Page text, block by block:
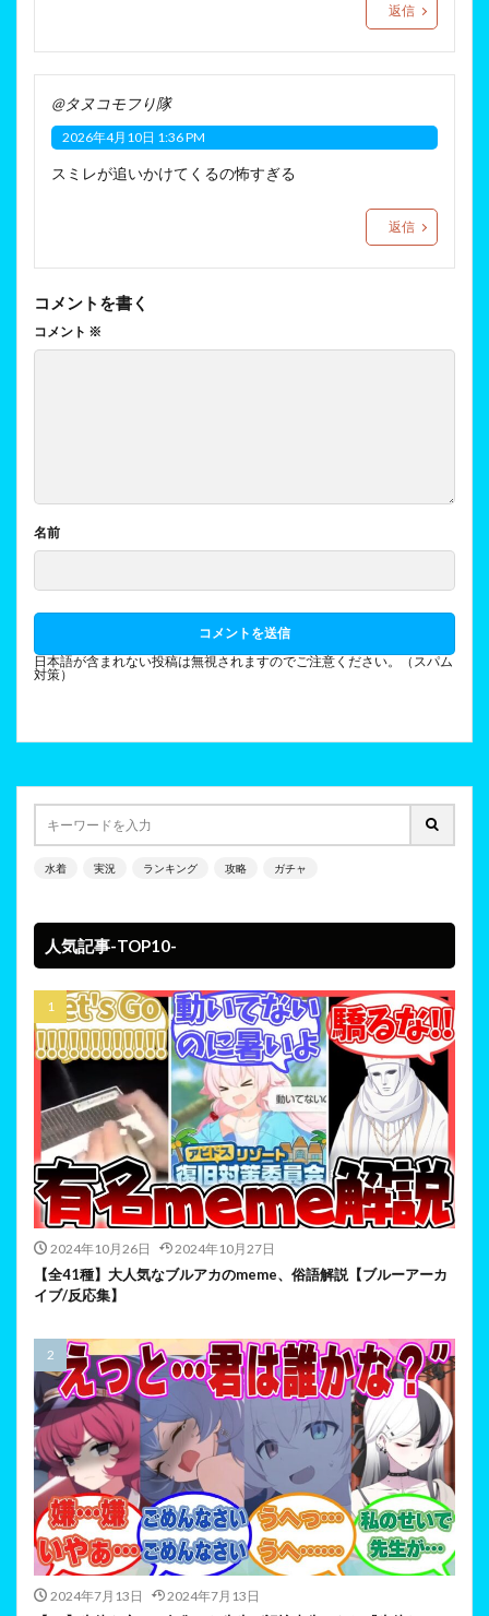
返信
@タヌコモフり隊
2026年4月10日 1:36 PM
スミレが追いかけてくるの怖すぎる
返信
コメントを書く
コメント ※
名前
日本語が含まれない投稿は無視されますのでご注意ください。（スパム
対策）
水着 実況 ランキング 攻略 ガチャ
人気記事-TOP10-
2024年10月26日 2024年10月27日
【全41種】大人気なブルアカのmeme、俗語解説【ブルーアーカ
イブ/反応集】
2024年7月13日 2024年7月13日